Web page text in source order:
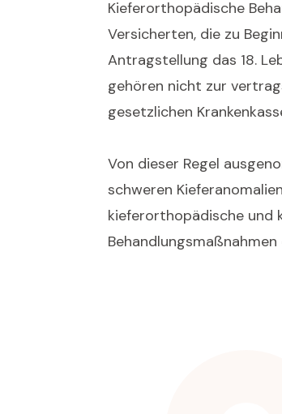
Kieferorthopädische
Versicherten, die zu
Antragstellung das 18.
gehören nicht zur
gesetzlichen
Von dieser Regel
schweren
kieferorthopädische und